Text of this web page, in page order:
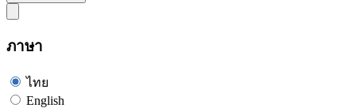
ภาษา
ไทย
English